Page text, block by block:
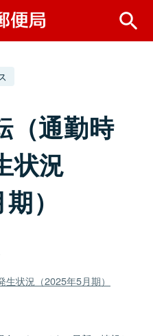
（通勤時
状況
）
状況（2025年5月期）